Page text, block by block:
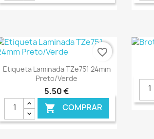
€ ONLINE
Ver+
Etiqueta Laminada TZe751 24mm
Preto/Verde
5,50 €
 COMPRAR
favorite_border